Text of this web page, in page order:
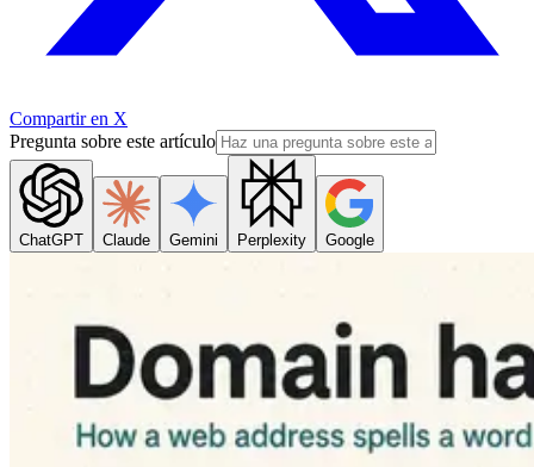
Compartir en X
Pregunta sobre este artículo
ChatGPT Claude Gemini Perplexity Google